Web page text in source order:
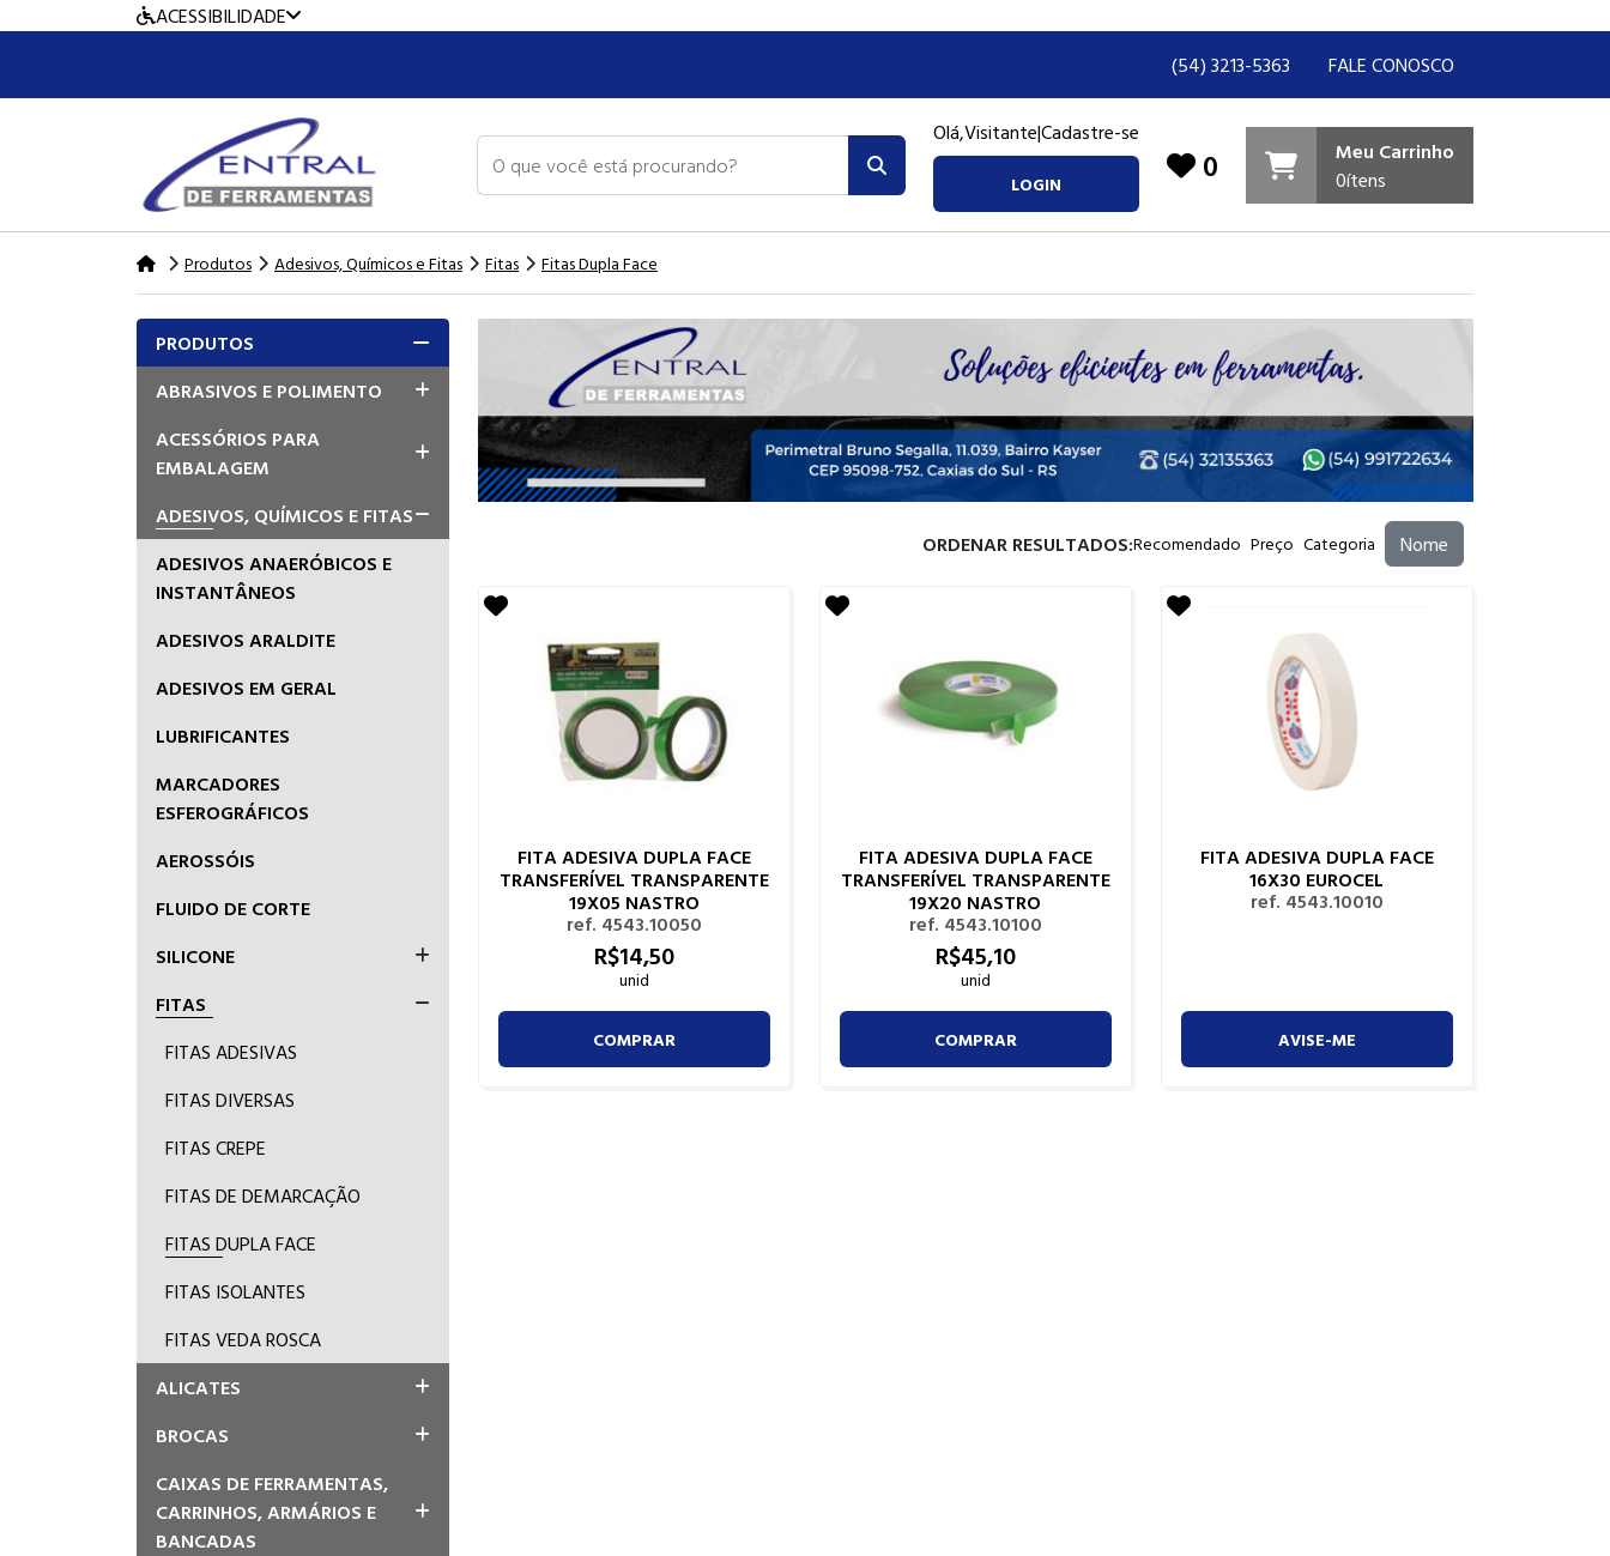
ACESSIBILIDADE
(54) 3213-5363
FALE CONOSCO
O que você está procurando? Olá,Visitante|Cadastre-se
LOGIN 0
Meu Carrinho
0ítens
Produtos Adesivos, Químicos e Fitas Fitas Fitas Dupla Face
PRODUTOS
ABRASIVOS E POLIMENTO
ACESSÓRIOS PARA
EMBALAGEM
ADESIVOS, QUÍMICOS E FITAS
ADESIVOS ANAERÓBICOS E
INSTANTÂNEOS
ADESIVOS ARALDITE
ADESIVOS EM GERAL
LUBRIFICANTES
MARCADORES
ESFEROGRÁFICOS
AEROSSÓIS
FLUIDO DE CORTE
SILICONE
FITAS
FITAS ADESIVAS
FITAS DIVERSAS
FITAS CREPE
FITAS DE DEMARCAÇÃO
FITAS DUPLA FACE
FITAS ISOLANTES
FITAS VEDA ROSCA
ALICATES
BROCAS
CAIXAS DE FERRAMENTAS,
CARRINHOS, ARMÁRIOS E
BANCADAS
ORDENAR RESULTADOS:Recomendado Preço Categoria Nome
FITA ADESIVA DUPLA FACE
TRANSFERÍVEL TRANSPARENTE
19X05 NASTRO
ref. 4543.10050
R$14,50
unid
COMPRAR
FITA ADESIVA DUPLA FACE
TRANSFERÍVEL TRANSPARENTE
19X20 NASTRO
ref. 4543.10100
R$45,10
unid
COMPRAR
FITA ADESIVA DUPLA FACE
16X30 EUROCEL
ref. 4543.10010
AVISE-ME